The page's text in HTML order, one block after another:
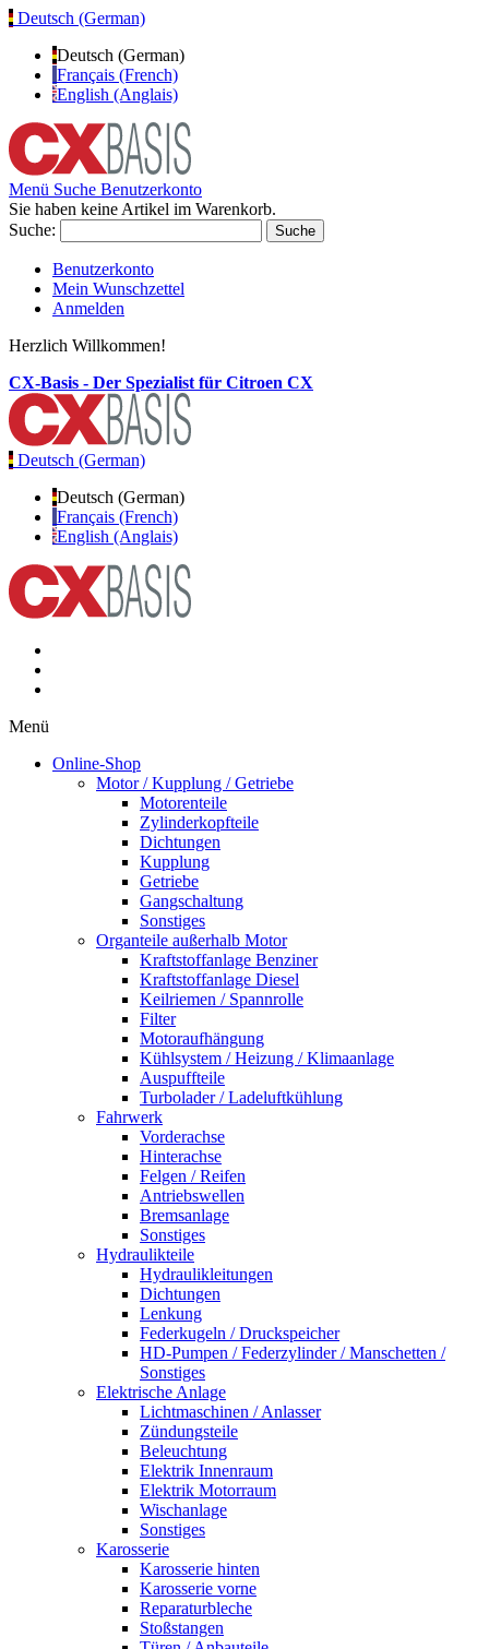
Deutsch (German)
Deutsch (German)
Français (French)
English (Anglais)
Menü Suche Benutzerkonto
Sie haben keine Artikel im Warenkorb.
Suche:
Suche
Benutzerkonto
Mein Wunschzettel
Anmelden
Herzlich Willkommen!
CX-Basis - Der Spezialist für Citroen CX
Deutsch (German)
Deutsch (German)
Français (French)
English (Anglais)
Menü
Online-Shop
Motor / Kupplung / Getriebe
Motorenteile
Zylinderkopfteile
Dichtungen
Kupplung
Getriebe
Gangschaltung
Sonstiges
Organteile außerhalb Motor
Kraftstoffanlage Benziner
Kraftstoffanlage Diesel
Keilriemen / Spannrolle
Filter
Motoraufhängung
Kühlsystem / Heizung / Klimaanlage
Auspuffteile
Turbolader / Ladeluftkühlung
Fahrwerk
Vorderachse
Hinterachse
Felgen / Reifen
Antriebswellen
Bremsanlage
Sonstiges
Hydraulikteile
Hydraulikleitungen
Dichtungen
Lenkung
Federkugeln / Druckspeicher
HD-Pumpen / Federzylinder / Manschetten /
Sonstiges
Elektrische Anlage
Lichtmaschinen / Anlasser
Zündungsteile
Beleuchtung
Elektrik Innenraum
Elektrik Motorraum
Wischanlage
Sonstiges
Karosserie
Karosserie hinten
Karosserie vorne
Reparaturbleche
Stoßstangen